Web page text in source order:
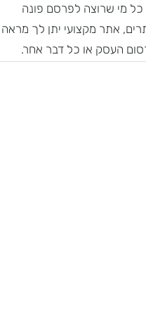
מי שרוצה לפרסם פונה
אתר מקצועי יתן לך מראה
העסק או כל דבר אחר.